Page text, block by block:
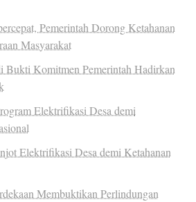
Pemerintah Dorong Ketahanan
Masyarakat
Bukti Komitmen Pemerintah Hadirkan
Elektrifikasi Desa demi
Elektrifikasi Desa demi Ketahanan
Membuktikan Perlindungan